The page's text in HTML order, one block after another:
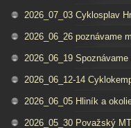
2026_07_03 Cyklosplav
2026_06_26 poznávame
2026_06_19
2026_06_12-14
2026_06_05 Hliník a
2026_05_30 Považský